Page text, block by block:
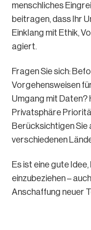
menschliches
beitragen, dass Ihr
Einklang mit Ethik,
agiert.
Fragen Sie sich:
Vorgehensweisen
Umgang mit Daten?
Privatsphäre
Berücksichtigen Sie
verschiedenen
Es ist eine gute
einzubeziehen –
Anschaffung neuer